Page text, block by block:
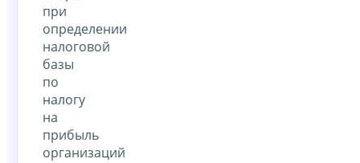
при
определении
налоговой
базы
по
налогу
на
прибыль
организаций